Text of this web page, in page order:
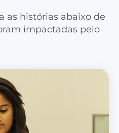
as histórias abaixo de
impactadas pelo